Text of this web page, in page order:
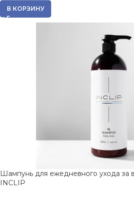
В КОРЗИНУ
Шампунь для ежедневного ухода за
INCLIP